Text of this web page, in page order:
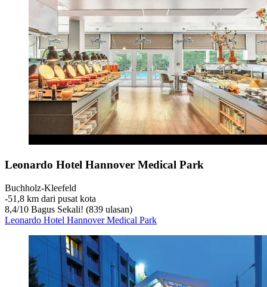
Leonardo Hotel Hannover Medical Park
Buchholz-Kleefeld
‐51,8 km dari pusat kota
8,4/10 Bagus Sekali! (839 ulasan)
Leonardo Hotel Hannover Medical Park